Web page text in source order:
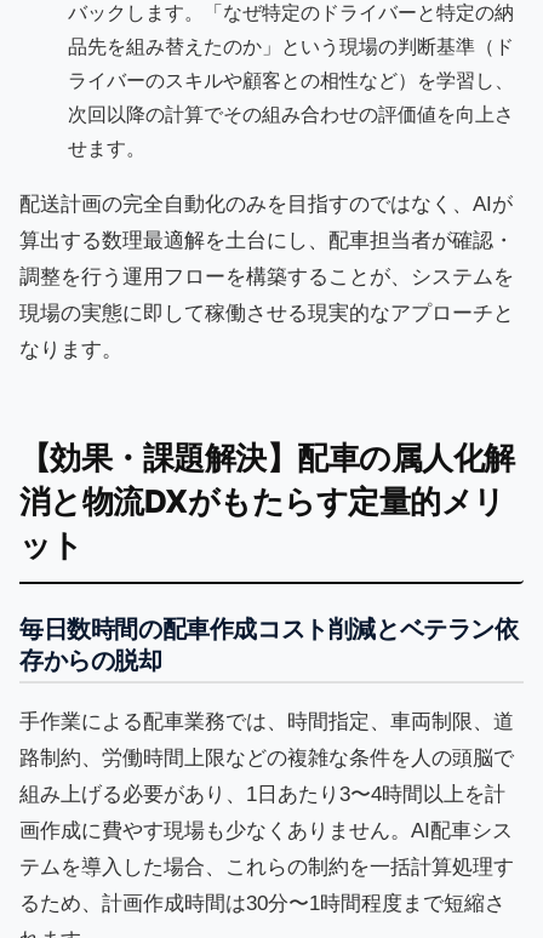
バックします。「なぜ特定のドライバーと特定の納
品先を組み替えたのか」という現場の判断基準（ド
ライバーのスキルや顧客との相性など）を学習し、
次回以降の計算でその組み合わせの評価値を向上さ
せます。
配送計画の完全自動化のみを目指すのではなく、AIが
算出する数理最適解を土台にし、配車担当者が確認・
調整を行う運用フローを構築することが、システムを
現場の実態に即して稼働させる現実的なアプローチと
なります。
【効果・課題解決】配車の属人化解
消と物流DXがもたらす定量的メリ
ット
毎日数時間の配車作成コスト削減とベテラン依
存からの脱却
手作業による配車業務では、時間指定、車両制限、道
路制約、労働時間上限などの複雑な条件を人の頭脳で
組み上げる必要があり、1日あたり3〜4時間以上を計
画作成に費やす現場も少なくありません。AI配車シス
テムを導入した場合、これらの制約を一括計算処理す
るため、計画作成時間は30分〜1時間程度まで短縮さ